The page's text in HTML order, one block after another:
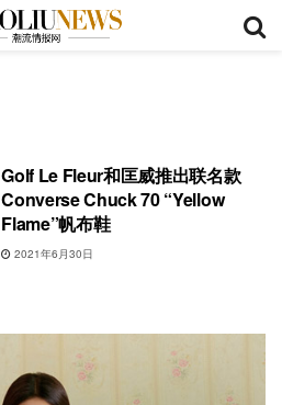
Golf Le Fleur和匡威推出联名款
Converse Chuck 70 “Yellow
Flame”帆布鞋
2021年6月30日